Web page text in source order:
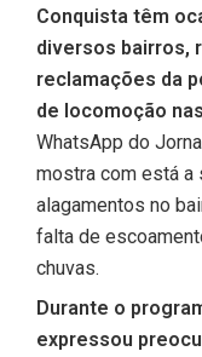
Conquista têm
diversos bairros,
reclamações da
de locomoção
WhatsApp do
mostra com está a
alagamentos no
falta de
chuvas.
Durante o
expressou